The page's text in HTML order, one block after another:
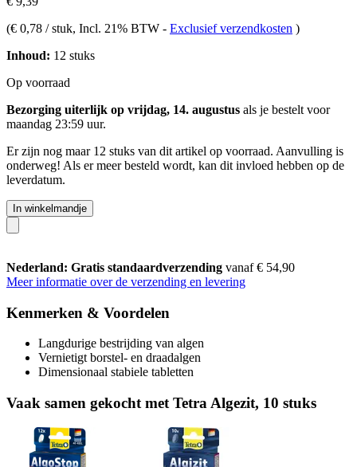
(€ 0,78 / stuk, Incl. 21% BTW - Exclusief verzendkosten )
Inhoud: 12 stuks
Op voorraad
Bezorging uiterlijk op vrijdag, 14. augustus als je bestelt voor
maandag 23:59 uur.
Er zijn nog maar 12 stuks van dit artikel op voorraad. Aanvulling is
onderweg! Als er meer besteld wordt, kan dit invloed hebben op de
leverdatum.
In winkelmandje
Nederland: Gratis standaardverzending vanaf € 54,90
Meer informatie over de verzending en levering
Kenmerken & Voordelen
Langdurige bestrijding van algen
Vernietigt borstel- en draadalgen
Dimensionaal stabiele tabletten
Vaak samen gekocht met Tetra Algezit, 10 stuks